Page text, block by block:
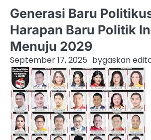
Generasi Baru
Harapan Baru Politik
Menuju 2029
September 17, 2025 bygaskan